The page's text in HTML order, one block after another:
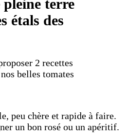
pleine terre
étals des
2 recettes
belles tomates
peu chère et rapide à faire.
un bon rosé ou un apéritif.